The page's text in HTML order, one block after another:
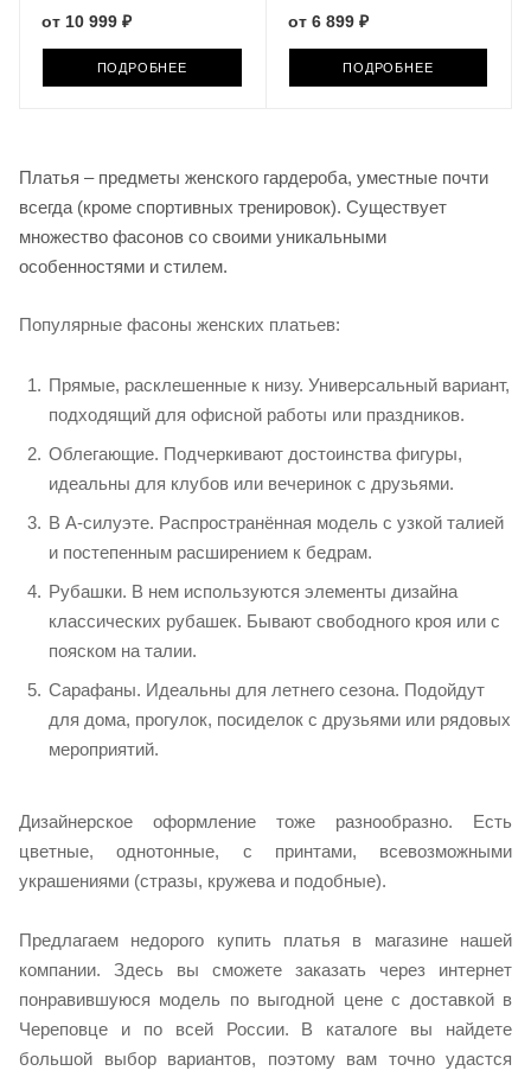
от 10 999 ₽
ПОДРОБНЕЕ
от 6 899 ₽
ПОДРОБНЕЕ
Платья – предметы женского гардероба, уместные почти
всегда (кроме спортивных тренировок). Существует
множество фасонов со своими уникальными
особенностями и стилем.
Популярные фасоны женских платьев:
Прямые, расклешенные к низу. Универсальный вариант,
подходящий для офисной работы или праздников.
Облегающие. Подчеркивают достоинства фигуры,
идеальны для клубов или вечеринок с друзьями.
В А-силуэте. Распространённая модель с узкой талией
и постепенным расширением к бедрам.
Рубашки. В нем используются элементы дизайна
классических рубашек. Бывают свободного кроя или с
пояском на талии.
Сарафаны. Идеальны для летнего сезона. Подойдут
для дома, прогулок, посиделок с друзьями или рядовых
мероприятий.
Дизайнерское оформление тоже разнообразно. Есть
цветные, однотонные, с принтами, всевозможными
украшениями (стразы, кружева и подобные).
Предлагаем недорого купить платья в магазине нашей
компании. Здесь вы сможете заказать через интернет
понравившуюся модель по выгодной цене с доставкой в
Череповце и по всей России. В каталоге вы найдете
большой выбор вариантов, поэтому вам точно удастся